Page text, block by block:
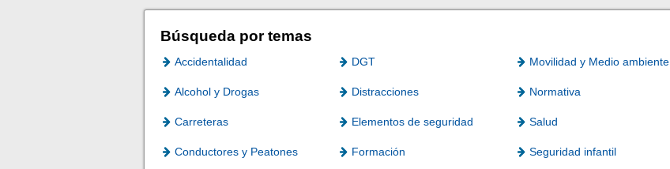
Búsqueda por temas
Accidentalidad DGT Movilidad y Medio ambiente
Alcohol y Drogas Distracciones Normativa
Carreteras Elementos de seguridad Salud
Conductores y Peatones Formación Seguridad infantil